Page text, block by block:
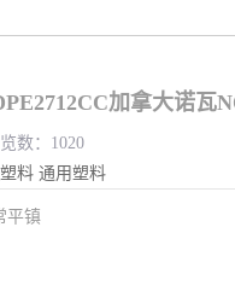
加拿大诺瓦
数：1020
料 通用塑料
平镇